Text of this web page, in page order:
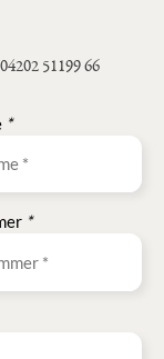
04202 51199 66
*
*